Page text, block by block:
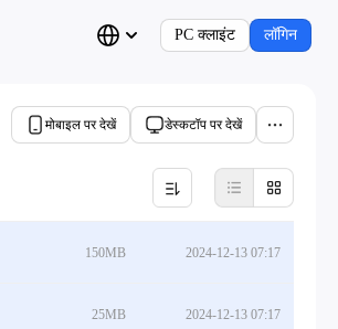
PC क्लाइंट लॉगिन
मोबाइल पर देखें डेस्कटॉप पर देखें
150MB 2024-12-13 07:17
25MB 2024-12-13 07:17